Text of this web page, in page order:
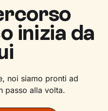
inizia da
noi siamo pronti ad
passo alla volta.